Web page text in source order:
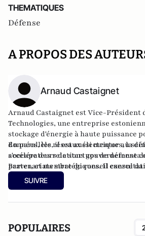
THEMATIQUES
Défense
A PROPOS DES
Arnaud Castaignet
Arnaud Castaignet est Vice-Président
Technologies, une entreprise
stockage d'énergie à haute puissance
données, les réseaux électriques, la
s'occupe des relations
partenariats stratégiques. Il exerce
publiques depuis 15 ans, ayant
et à Bruxelles.
En parallèle, il est aussi mentor au
accélérateurs de startups de défense
Brave1, et membre du conseil
Créative, spécialisé sur l'Europe
SUIVRE
POPULAIRES